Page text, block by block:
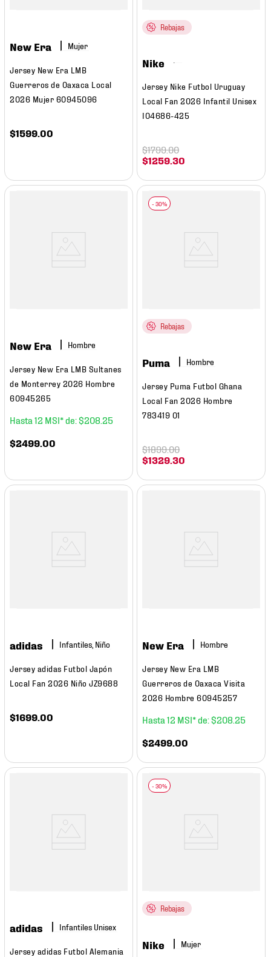
New Era Mujer
Jersey New Era LMB
Guerreros de Oaxaca Local
2026 Mujer 60945096
$1599.00
Rebajas
Nike
Jersey Nike Futbol Uruguay
Local Fan 2026 Infantil Unisex
IO4686-425
$1259.30
$1799.00
New Era Hombre
Jersey New Era LMB Sultanes
de Monterrey 2026 Hombre
60945265
12 $208 25
$2499.00
Rebajas
Puma Hombre
Jersey Puma Futbol Ghana
Local Fan 2026 Hombre
783419 01
$1329.30
$1899.00
adidas Infantiles, Niño
Jersey adidas Futbol Japón
Local Fan 2026 Niño JZ9688
$1699.00
New Era Hombre
Jersey New Era LMB
Guerreros de Oaxaca Visita
2026 Hombre 60945257
12 $208 25
$2499.00
adidas
Jersey adidas Futbol Alemania
Rebajas
Nike Mujer